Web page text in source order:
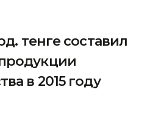
тенге составил
в 2015 году